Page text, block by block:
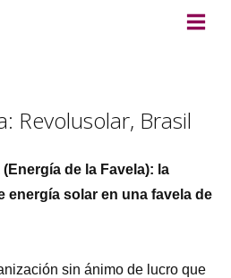
Revolusolar, Brasil
de la Favela): la
energía solar en una favela de
sin ánimo de lucro que